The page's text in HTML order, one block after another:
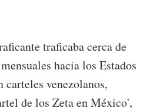
traficaba cerca de
hacia los Estados
venezolanos,
de los Zeta en México',